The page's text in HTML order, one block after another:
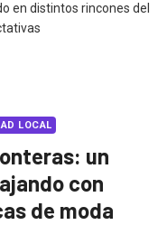
en distintos rincones del
LOCAL
un
con
de moda